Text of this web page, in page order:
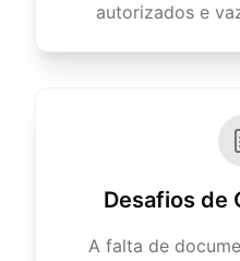
autorizados e
Desafios de
A falta de